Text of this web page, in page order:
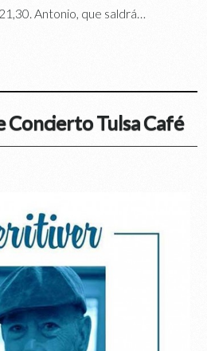
Antonio, que saldrá…
Concierto Tulsa Café